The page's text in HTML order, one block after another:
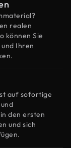
realen
können Sie
Ihren
auf sofortige
den ersten
und sich